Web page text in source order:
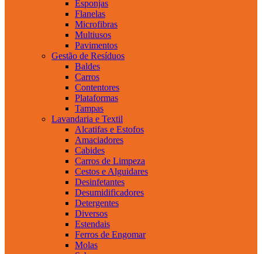
Esponjas
Flanelas
Microfibras
Multiusos
Pavimentos
Gestão de Resíduos
Baldes
Carros
Contentores
Plataformas
Tampas
Lavandaria e Textil
Alcatifas e Estofos
Amaciadores
Cabides
Carros de Limpeza
Cestos e Alguidares
Desinfetantes
Desumidificadores
Detergentes
Diversos
Estendais
Ferros de Engomar
Molas